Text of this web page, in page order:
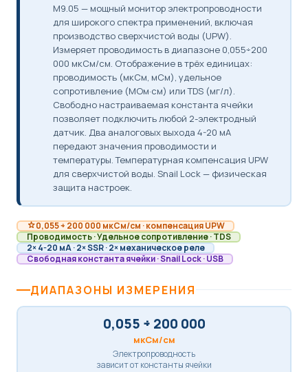
M9.05 — мощный монитор электропроводности
для широкого спектра применений, включая
производство сверхчистой воды (UPW).
Измеряет проводимость в диапазоне 0,055÷200
000 мкСм/см. Отображение в трёх единицах:
проводимость (мкСм, мСм), удельное
сопротивление (МОм·см) или TDS (мг/л).
Свободно настраиваемая константа ячейки
позволяет подключить любой 2-электродный
датчик. Два аналоговых выхода 4-20 мА
передают значения проводимости и
температуры. Температурная компенсация UPW
для сверхчистой воды. Snail Lock — физическая
защита настроек.
0,055 ÷ 200 000 мкСм/см · компенсация UPW
Проводимость · Удельное сопротивление · TDS
2× 4-20 мА · 2× SSR · 2× механическое реле
Свободная константа ячейки · Snail Lock · USB
ДИАПАЗОНЫ ИЗМЕРЕНИЯ
0,055 ÷ 200 000
мкСм/см
Электропроводность
зависит от константы ячейки